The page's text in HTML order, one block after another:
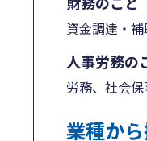
資金調達・
人事労務の
労務、社会
業種か